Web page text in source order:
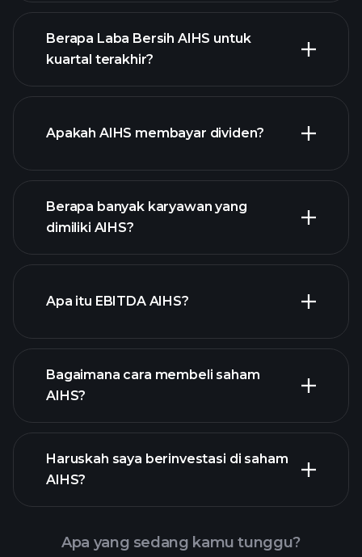
pendapatan AIHS
keuangan
Berapa Laba Bersih AIHS untuk
kuartal terakhir?
laporan
keuangan
Apakah AIHS membayar dividen?
Berapa banyak karyawan yang
dimiliki AIHS?
Apa itu EBITDA AIHS?
laporan keuangan
AIHS
Bagaimana cara membeli saham
AIHS?
Haruskah saya berinvestasi di saham
AIHS?
Apa yang sedang kamu tunggu?